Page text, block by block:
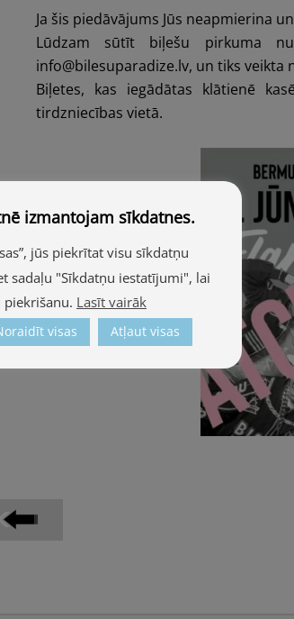
Ja šis piedāvājums Jūs neapmierina
Lūdzam sūtīt biļešu pirkuma
info@bilesuparadize.lv, un tiks veikta
Biļetes, kas iegādātas klātienē
tirdzniecības vietā.
izmantojam sīkdatnes.
jūs piekrītat visu sīkdatņu
sadaļu "Sīkdatņu iestatījumi", lai
Lasīt vairāk
visas Atļaut visas